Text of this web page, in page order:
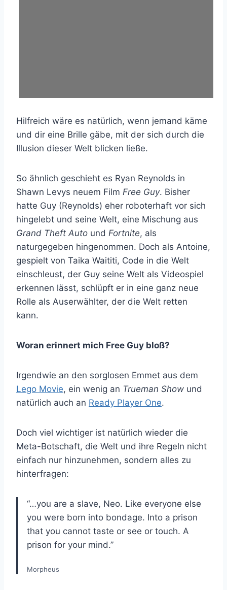
Hilfreich wäre es natürlich, wenn jemand käme
und dir eine Brille gäbe, mit der sich durch die
Illusion dieser Welt blicken ließe.
So ähnlich geschieht es Ryan Reynolds in
Shawn Levys neuem Film Free Guy. Bisher
hatte Guy (Reynolds) eher roboterhaft vor sich
hingelebt und seine Welt, eine Mischung aus
Grand Theft Auto und Fortnite, als
naturgegeben hingenommen. Doch als Antoine,
gespielt von Taika Waititi, Code in die Welt
einschleust, der Guy seine Welt als Videospiel
erkennen lässt, schlüpft er in eine ganz neue
Rolle als Auserwählter, der die Welt retten
kann.
Woran erinnert mich Free Guy bloß?
Irgendwie an den sorglosen Emmet aus dem
Lego Movie, ein wenig an Trueman Show und
natürlich auch an Ready Player One.
Doch viel wichtiger ist natürlich wieder die
Meta-Botschaft, die Welt und ihre Regeln nicht
einfach nur hinzunehmen, sondern alles zu
hinterfragen:
“…you are a slave, Neo. Like everyone else
you were born into bondage. Into a prison
that you cannot taste or see or touch. A
prison for your mind.”
Morpheus